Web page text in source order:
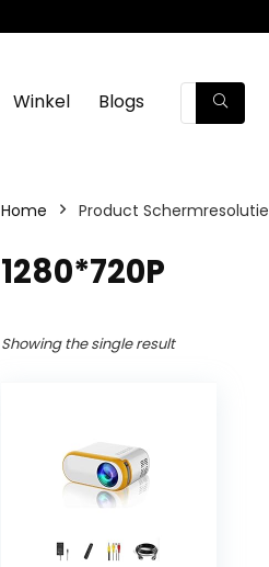
Winkel Blogs
Home Product Schermresolutie
‎1280*720P
Showing the single result